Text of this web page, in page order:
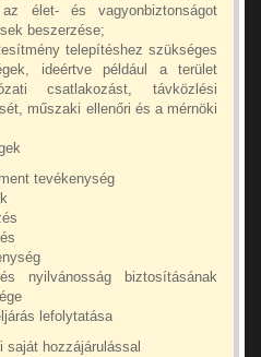
élet- és vagyonbiztonságot
beszerzése;
telepítéshez szükséges
ideértve például a terület
csatlakozást, távközlési
műszaki ellenőri és a mérnöki
tevékenység
nyilvánosság biztosításának
lefolytatása
saját hozzájárulással